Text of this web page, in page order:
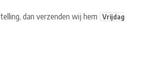
dan verzenden wij hem
Vrijdag